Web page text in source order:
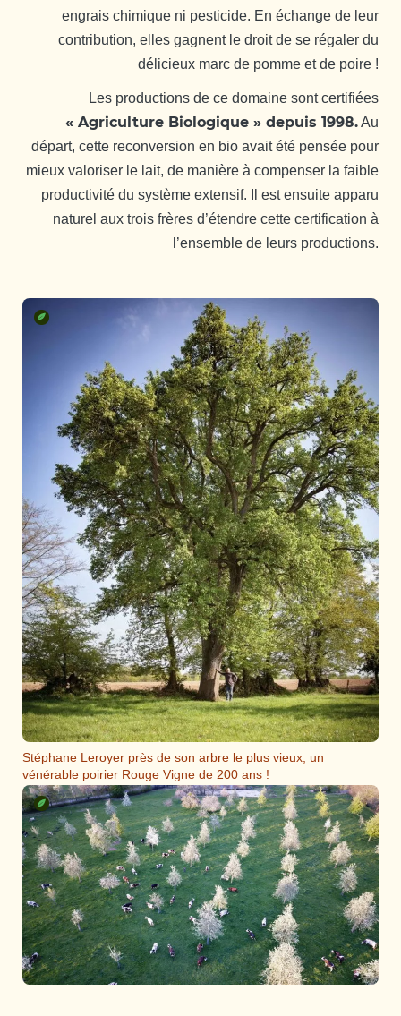
engrais chimique ni pesticide. En échange de leur
contribution, elles gagnent le droit de se régaler du
délicieux marc de pomme et de poire !
Les productions de ce domaine sont certifiées
« Agriculture Biologique » depuis 1998.Au
départ, cette reconversion en bio avait été pensée pour
mieux valoriser le lait, de manière à compenser la faible
productivité du système extensif. Il est ensuite apparu
naturel aux trois frères d’étendre cette certification à
l’ensemble de leurs productions.
Stéphane Leroyer près de son arbre le plus vieux, un
vénérable poirier Rouge Vigne de 200 ans !